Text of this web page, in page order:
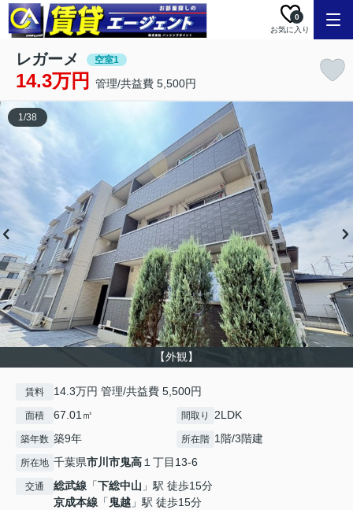
お気に入り
0
レガーメ 空室1
14.3万円 管理/共益費 5,500円
【外観】
1/38
賃料 14.3万円 管理/共益費 5,500円
面積 67.01㎡ 間取り 2LDK
築年数 築9年 所在階 1階/3階建
所在地 千葉県市川市鬼高１丁目13-6
交通 総武線 「下総中山 」駅 徒歩15分
京成本線 「 鬼越 」駅 徒歩15分